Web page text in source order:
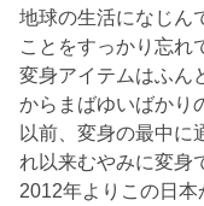
地球の生活になじん
ことをすっかり忘れ
変身アイテムはふん
からまばゆいばかり
以前、変身の最中に
れ以来むやみに変身
2012年よりこの日